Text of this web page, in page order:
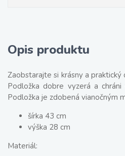
Opis produktu
Zaobstarajte si krásny a
Podložka dobre vyzerá a
Podložka je zdobená vianočným
šírka 43 cm
výška 28 cm
Materiál: